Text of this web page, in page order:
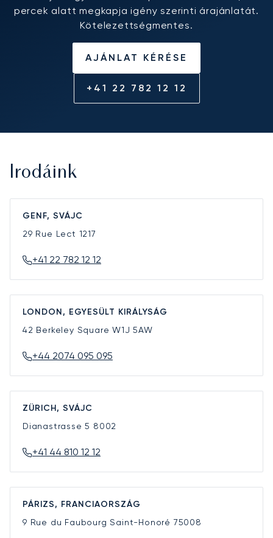
percek alatt megkapja igény szerinti árajánlatát.
Kötelezettségmentes.
AJÁNLAT KÉRÉSE
+41 22 782 12 12
Irodáink
GENF, SVÁJC
29 Rue Lect 1217
+41 22 782 12 12
LONDON, EGYESÜLT KIRÁLYSÁG
42 Berkeley SquareW1J 5AW
+44 2074 095 095
ZÜRICH, SVÁJC
Dianastrasse 5 8002
+41 44 810 12 12
PÁRIZS, FRANCIAORSZÁG
9 Rue du Faubourg Saint-Honoré 75008